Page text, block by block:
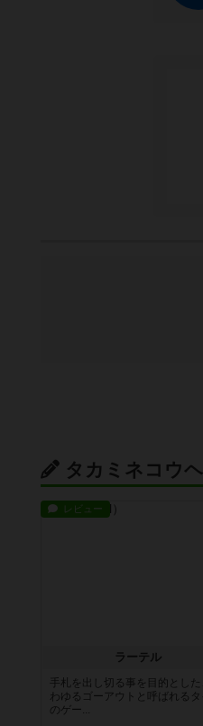
タカミネコウ
レビュー
ラーテル
手札を出し切る事を目的とし
わゆるゴーアウトと呼ばれるタ
のゲー...